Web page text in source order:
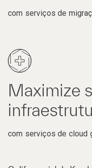
com serviços de
Maximize
com serviços de cloud